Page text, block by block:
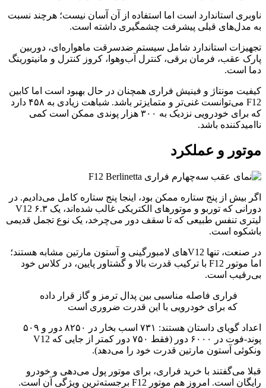
ناوبری استاندارد است اما استفاده از آن آسان نیست؛ هرچند نسبت
به مدل‌های قبلی پیشرفت چشمگیری داشته است.
تجهیزات استاندارد شامل سیستم ضدسرقت ماهواره‌ای، دوربین
پارک عقب، فرمان برقی، کنترل آب‌وهوا، کروز کنترل و مانیتورینگ
دما است.
کیفیت مونتاژ و فینیش فراری همچنان در حال بهبود است اما کابین
F12 می‌توانست غنی‌تر و متمایزتر باشد. شباهت زیادی به ۴۵۸ دارد
که برای خودرویی نزدیک به ۳۰۰ هزار پوندی ممکن است کمی
ناامیدکننده باشد.
موتور و عملکرد
اگر بیش از پنج ستاره ممکن بود، اینجا پنج ستاره کامل می‌دادیم. در
دورانی که توربو و موتورهای الکتریکی غالب شده‌اند، یک V12 ۶.۳
لیتری تنفس طبیعی که تا سقف دور می‌چرخد، یک نوع تجمل قدیمی
باشکوه است.
در صنعت، تنها V12های لامبورگینی و آستون مارتین مشابه هستند؛
اما موتور F12 با ترکیب قدرت بالا و گشتاور پایین، در کلاس خود
بی‌رقیب است.
فراری فاصله مناسبی بین پدال ترمز و گاز قرار داده
که برای خودرویی با این قدرت ضروری است
اعداد گویای داستان هستند: ۷۳۱ اسب بخار در ۸۲۵۰ دور و ۵۰۹
پوند-فوت در ۶۰۰۰ دور (فقط ۷۵۰ دور کمتر از جایی که V12
ونکوئی آستون مارتین قدرت خود را می‌دهد).
قبلا می‌گفتند با خرید فراری، برای موتور پول می‌دهی و خودرو
رایگان است. امروز هم موتور F12 برجسته‌ترین ویژگی آن است.